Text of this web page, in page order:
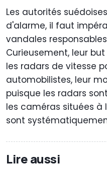
Les autorités
d'alarme, il faut
vandales
Curieusement, leur
les radars de vitesse
automobilistes, leur
puisque les radars
les caméras situées à
sont
Lire aussi